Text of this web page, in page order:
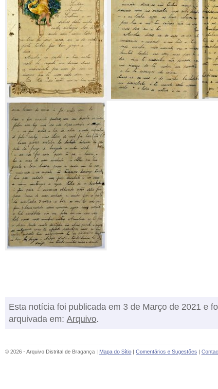
Esta notícia foi publicada em 3 de Março de 2021 e
arquivada em: Arquivo.
© 2026 - Arquivo Distrital de Bragança | Mapa do Sítio | Comentários e Sugestões |